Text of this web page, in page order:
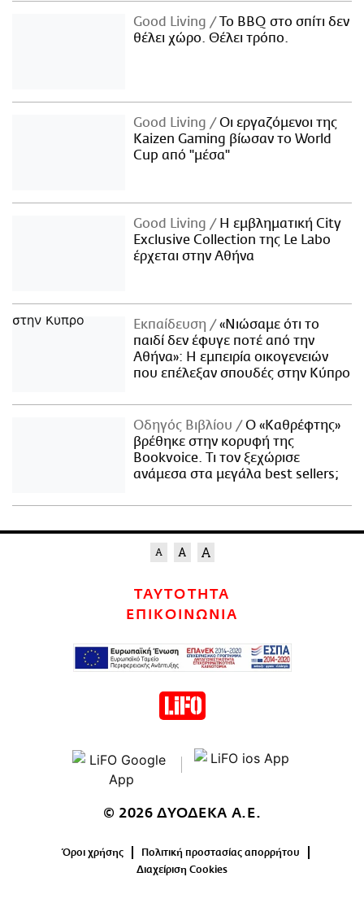
Good Living
Το BBQ στο σπίτι δεν
θέλει χώρο. Θέλει τρόπο.
Good Living
Οι εργαζόμενοι της
Kaizen Gaming βίωσαν το World
Cup από "μέσα"
Good Living
Η εμβληματική City
Exclusive Collection της Le Labo
έρχεται στην Αθήνα
Εκπαίδευση
«Νιώσαμε ότι το
παιδί δεν έφυγε ποτέ από την
Αθήνα»: Η εμπειρία οικογενειών
που επέλεξαν σπουδές στην Κύπρο
Οδηγός Βιβλίου
Ο «Καθρέφτης»
βρέθηκε στην κορυφή της
Bookvoice. Τι τον ξεχώρισε
ανάμεσα στα μεγάλα best sellers;
ΤΑΥΤΟΤΗΤΑ
ΕΠΙΚΟΙΝΩΝΙΑ
© 2026 ΔΥΟΔΕΚΑ Α.Ε.
Όροι χρήσης
Πολιτική προστασίας απορρήτου
Διαχείριση Cookies